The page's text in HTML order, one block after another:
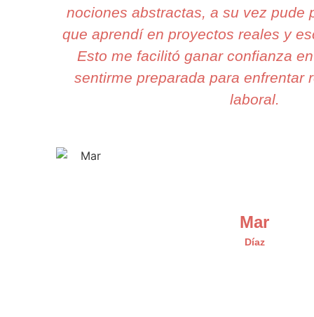
nociones abstractas, a su vez pude
que aprendí en proyectos reales y
Esto me facilitó ganar confianza
sentirme preparada para enfrentar
laboral.
Mar
Díaz